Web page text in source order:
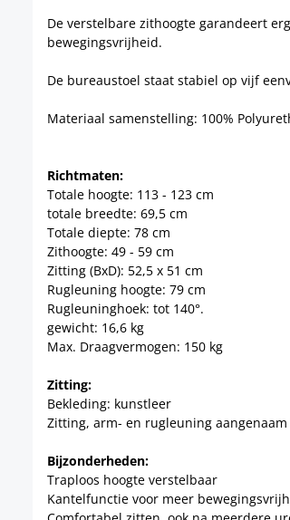
De verstelbare zithoogte garandeert
bewegingsvrijheid.
De bureaustoel staat stabiel op vijf
Materiaal samenstelling: 100%
Richtmaten:
Totale hoogte: 113 - 123 cm
totale breedte: 69,5 cm
Totale diepte: 78 cm
Zithoogte: 49 - 59 cm
Zitting (BxD): 52,5 x 51 cm
Rugleuning hoogte: 79 cm
Rugleuninghoek: tot 140°.
gewicht: 16,6 kg
Max. Draagvermogen: 150 kg
Zitting:
Bekleding: kunstleer
Zitting, arm- en rugleuning aangenaam
Bijzonderheden:
Traploos hoogte verstelbaar
Kantelfunctie voor meer